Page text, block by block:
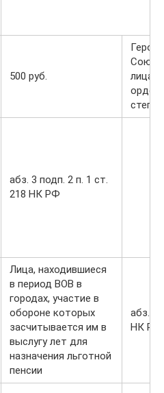
500 руб.
Герои
лица,
абз. 3 подп. 2 п. 1 ст.
218 НК РФ
Лица, находившиеся
в период ВОВ в
городах, участие в
обороне которых
засчитывается им в
выслугу лет для
назначения льготной
пенсии
абз. 3
НК РФ